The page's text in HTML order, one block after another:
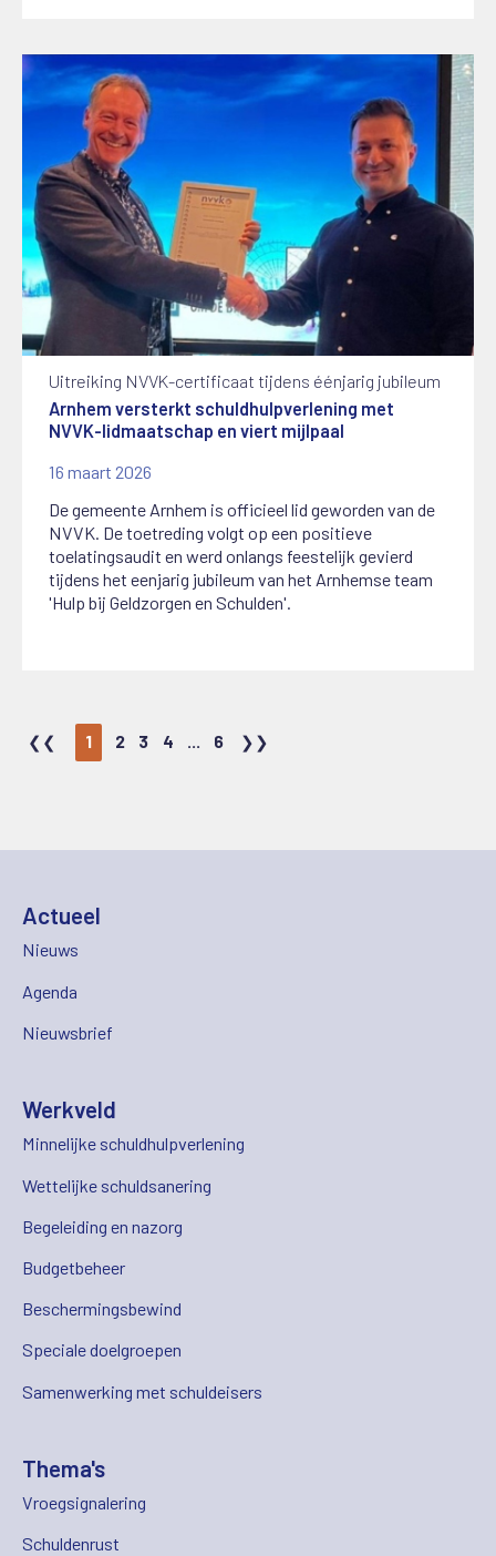
Uitreiking NVVK-certificaat tijdens éénjarig jubileum
Arnhem versterkt schuldhulpverlening met
NVVK-lidmaatschap en viert mijlpaal
16 maart 2026
De gemeente Arnhem is officieel lid geworden van de
NVVK. De toetreding volgt op een positieve
toelatingsaudit en werd onlangs feestelijk gevierd
tijdens het eenjarig jubileum van het Arnhemse team
'Hulp bij Geldzorgen en Schulden'.
1 2 3 4 ... 6
Actueel
Nieuws
Agenda
Nieuwsbrief
Werkveld
Minnelijke schuldhulpverlening
Wettelijke schuldsanering
Begeleiding en nazorg
Budgetbeheer
Beschermingsbewind
Speciale doelgroepen
Samenwerking met schuldeisers
Thema's
Vroegsignalering
Schuldenrust